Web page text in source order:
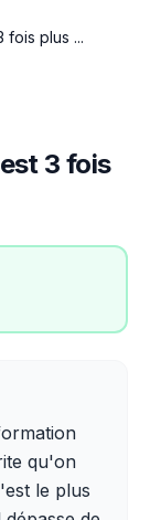
fois plus ...
3 fois
qu'on
le plus